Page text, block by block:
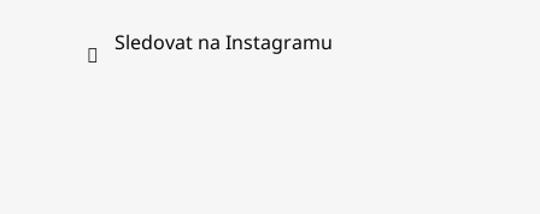
Sledovat na Instagramu